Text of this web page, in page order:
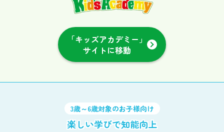
「キッズアカデミー」
サイトに移動
3歳～6歳対象のお子様向け
楽しい学びで知能向上